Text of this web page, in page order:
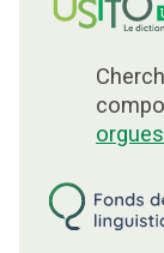
orgues